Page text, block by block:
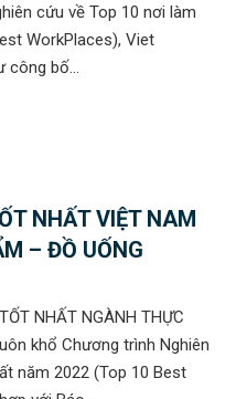
cứu về Top 10 nơi làm
WorkPlaces), Viet
công bố...
NHẤT VIỆT NAM
– ĐỒ UỐNG
NHẤT NGÀNH THỰC
khổ Chương trình Nghiên
năm 2022 (Top 10 Best